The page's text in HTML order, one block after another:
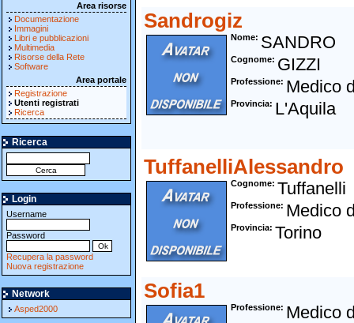
Area risorse
Documentazione
Immagini
Libri e pubblicazioni
Multimedia
Risorse della Rete
Software
Area portale
Registrazione
Utenti registrati
Ricerca
Ricerca
Login
Username
Password
Recupera la password
Nuova registrazione
Network
Asped2000
Sandrogiz
Nome SANDRO
Cognome GIZZI
Professione Medico
Provincia L'Aquila
TuffanelliAlessandro
Cognome Tuffanelli
Professione Medico
Provincia Torino
Sofia1
Professione Medico